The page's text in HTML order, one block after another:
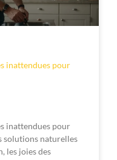
inattendues pour
inattendues pour
solutions naturelles
les joies des